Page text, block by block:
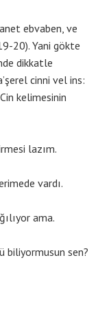
ebvaben, ve
20). Yani gökte
dikkatle
cinni vel ins:
kelimesinin
lazım.
vardı.
ama.
biliyormusun sen?